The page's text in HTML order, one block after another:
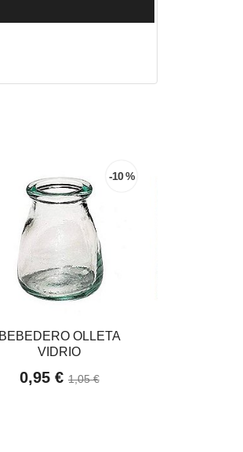
-10 %
BEBEDERO OLLETA
VIDRIO
0,95 € 1,05 €